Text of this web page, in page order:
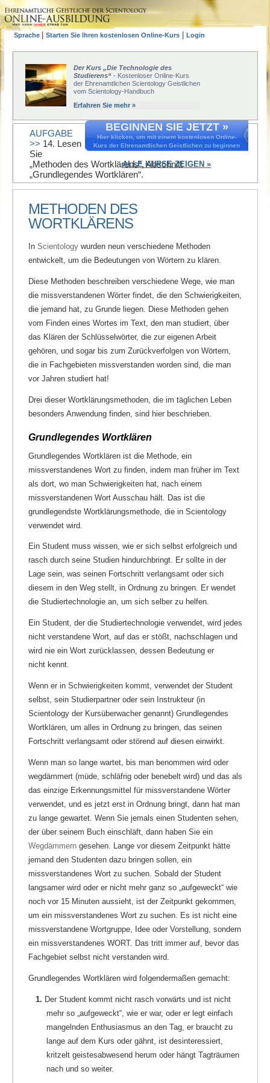
Sprache Starten Sie Ihren kostenlosen Online-Kurs Login
Der Kurs „Die Technologie des
Studierens“ - Kostenloser Online-Kurs
der Ehrenamtlichen Scientology Geistlichen
vom Scientology-Handbuch
Erfahren Sie mehr »
BEGINNEN SIE JETZT »
Hier klicken, um mit einem kostenlosen Online-
Kurs der Ehrenamtlichen Geistlichen zu beginnen
ALLE KURSE ZEIGEN »
AUFGABE
>> 14. Lesen
Sie
„Methoden des Wortklärens“, Abschnitt
„Grundlegendes Wortklären“.
METHODEN DES
WORTKLÄRENS
In Scientology wurden neun verschiedene Methoden
entwickelt, um die Bedeutungen von Wörtern zu klären.
Diese Methoden beschreiben verschiedene Wege, wie man
die missverstandenen Wörter findet, die den Schwierigkeiten,
die jemand hat, zu Grunde liegen. Diese Methoden gehen
vom Finden eines Wortes im Text, den man studiert, über
das Klären der Schlüsselwörter, die zur eigenen Arbeit
gehören, und sogar bis zum Zurückverfolgen von Wörtern,
die in Fachgebieten missverstanden worden sind, die man
vor Jahren studiert hat!
Drei dieser Wortklärungsmethoden, die im täglichen Leben
besonders Anwendung finden, sind hier beschrieben.
Grundlegendes Wortklären
Grundlegendes Wortklären ist die Methode, ein
missverstandenes Wort zu finden, indem man früher im Text
als dort, wo man Schwierigkeiten hat, nach einem
missverstandenen Wort Ausschau hält. Das ist die
grundlegendste Wortklärungsmethode, die in Scientology
verwendet wird.
Ein Student muss wissen, wie er sich selbst erfolgreich und
rasch durch seine Studien hindurchbringt. Er sollte in der
Lage sein, was seinen Fortschritt verlangsamt oder sich
diesem in den Weg stellt, in Ordnung zu bringen. Er wendet
die Studiertechnologie an, um sich selber zu helfen.
Ein Student, der die Studiertechnologie verwendet, wird jedes
nicht verstandene Wort, auf das er stößt, nachschlagen und
wird nie ein Wort zurücklassen, dessen Bedeutung er
nicht kennt.
Wenn er in Schwierigkeiten kommt, verwendet der Student
selbst, sein Studierpartner oder sein Instrukteur (in
Scientology der Kursüberwacher genannt) Grundlegendes
Wortklären, um alles in Ordnung zu bringen, das seinen
Fortschritt verlangsamt oder störend auf diesen einwirkt.
Wenn man so lange wartet, bis man benommen wird oder
wegdämmert (müde, schläfrig oder benebelt wird) und das als
das einzige Erkennungsmittel für missverstandene Wörter
verwendet, und es jetzt erst in Ordnung bringt, dann hat man
zu lange gewartet. Wenn Sie jemals einen Studenten sehen,
der über seinem Buch einschläft, dann haben Sie ein
Wegdämmern gesehen. Lange vor diesem Zeitpunkt hätte
jemand den Studenten dazu bringen sollen, ein
missverstandenes Wort zu suchen. Sobald der Student
langsamer wird oder er nicht mehr ganz so „aufgeweckt“ wie
noch vor 15 Minuten aussieht, ist der Zeitpunkt gekommen,
um ein missverstandenes Wort zu suchen. Es ist nicht eine
missverstandene Wortgruppe, Idee oder Vorstellung, sondern
ein missverstandenes WORT. Das tritt immer auf, bevor das
Fachgebiet selbst nicht verstanden wird.
Grundlegendes Wortklären wird folgendermaßen gemacht:
1. Der Student kommt nicht rasch vorwärts und ist nicht
mehr so „aufgeweckt“, wie er war, oder er legt einfach
mangelnden Enthusiasmus an den Tag, er braucht zu
lange auf dem Kurs oder gähnt, ist desinteressiert,
kritzelt geistesabwesend herum oder hängt Tagträumen
nach und so weiter.